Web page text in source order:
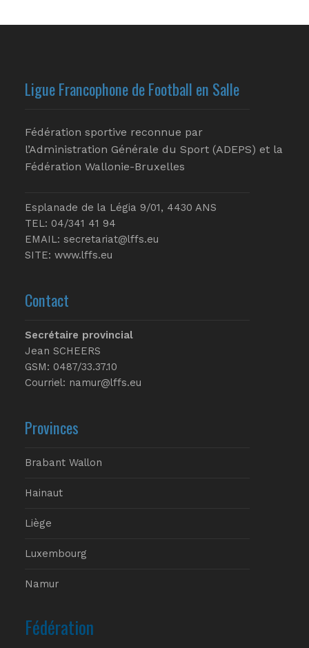
Ligue Francophone de Football en Salle
Fédération sportive reconnue par
l’Administration Générale du Sport (ADEPS) et la
Fédération Wallonie-Bruxelles
Esplanade de la Légia 9/01, 4430 ANS
TEL: 04/341 41 94
EMAIL: secretariat@lffs.eu
SITE: www.lffs.eu
Contact
Secrétaire provincial
Jean SCHEERS
GSM: 0487/33.37.10
Courriel: namur@lffs.eu
Provinces
Brabant Wallon
Hainaut
Liège
Luxembourg
Namur
Fédération